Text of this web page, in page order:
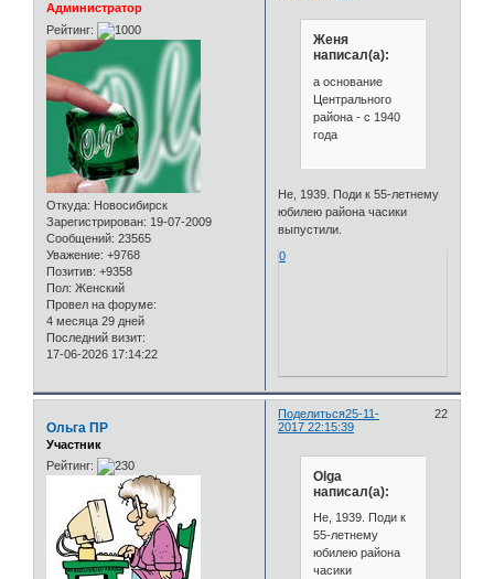
Администратор
Рейтинг:
Откуда: Новосибирск
Зарегистрирован: 19-07-2009
Сообщений: 23565
Уважение: +9768
Позитив: +9358
Пол: Женский
Провел на форуме:
4 месяца 29 дней
Последний визит:
17-06-2026 17:14:22
Женя
написал(а):
а основание
Центрального
района - с 1940
года
Не, 1939. Поди к 55-летнему
юбилею района часики
выпустили.
0
Поделиться 22
25-11-
2017 22:15:39
Ольга ПР
Участник
Рейтинг:
Olga
написал(а):
Не, 1939. Поди к
55-летнему
юбилею района
часики